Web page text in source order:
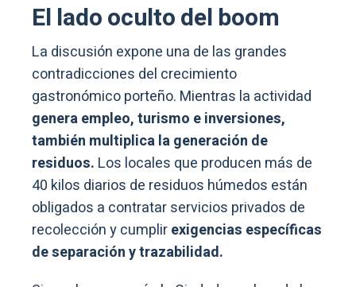
El lado oculto del boom
La discusión expone una de las grandes
contradicciones del crecimiento
gastronómico porteño. Mientras la actividad
genera empleo, turismo e inversiones,
también multiplica la generación de
residuos. Los locales que producen más de
40 kilos diarios de residuos húmedos están
obligados a contratar servicios privados de
recolección y cumplirexigencias específicas
de separación y trazabilidad.